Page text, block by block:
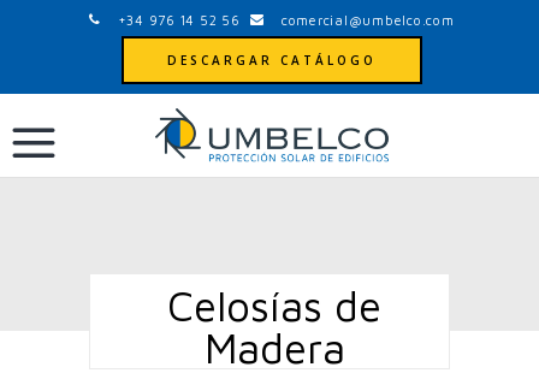
+34 976 14 52 56 comercial@umbelco.com
DESCARGAR CATÁLOGO
Celosías de
Madera